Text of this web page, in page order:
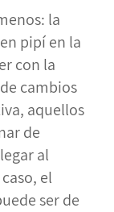
la
pipí en la
con la
cambios
aquellos
de
al
el
ser de